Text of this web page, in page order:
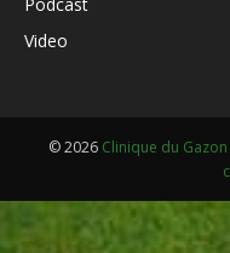
Podcast
Video
© 2026 Clinique du Gazon